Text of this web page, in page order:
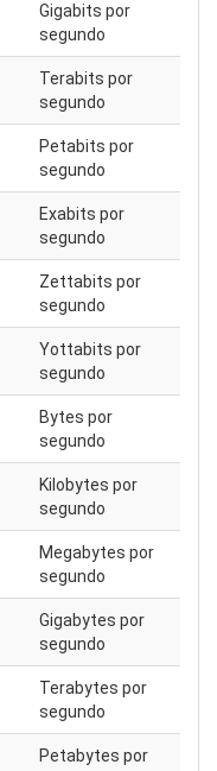
Gigabits por
segundo
Terabits por
segundo
Petabits por
segundo
Exabits por
segundo
Zettabits por
segundo
Yottabits por
segundo
Bytes por
segundo
Kilobytes por
segundo
Megabytes por
segundo
Gigabytes por
segundo
Terabytes por
segundo
Petabytes por